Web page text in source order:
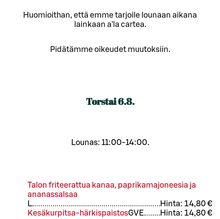
Huomioithan, että emme tarjoile lounaan aikana
lainkaan a'la cartea.
Pidätämme oikeudet muutoksiin.
Torstai6.8.
Lounas: 11:00-14:00.
Talon friteerattua kanaa, paprikamajoneesia ja
ananassalsaa
L
Hinta: 14,80 €
Kesäkurpitsa-härkispaistosGVE Hinta: 14,80 €